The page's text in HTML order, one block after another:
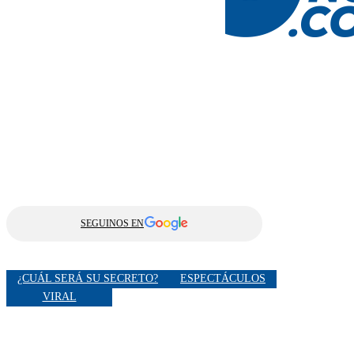
SEGUINOS EN
¿CUÁL SERÁ SU SECRETO?
ESPECTÁCULOS
VIRAL